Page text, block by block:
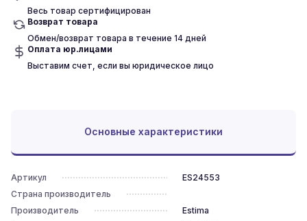
Весь товар сертифицирован
Возврат товара
Обмен/возврат товара в течение 14 дней
Оплата юр.лицами
Выставим счет, если вы юридическое лицо
Основные характеристики
Артикул
ES24553
Страна производитель
Производитель
Estima